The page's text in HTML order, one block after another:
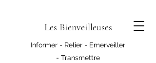
Les Bienveilleuses
Informer - Relier - Emerveiller
- Transmettre